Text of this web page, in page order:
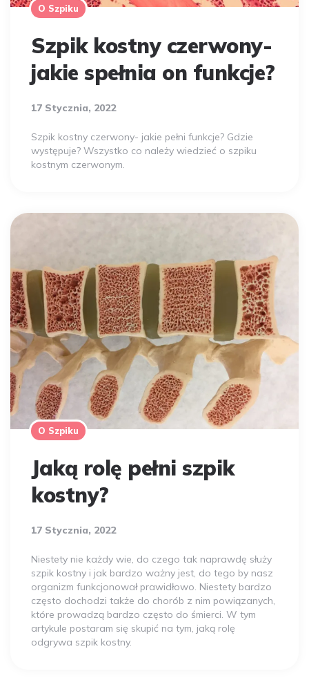
O Szpiku
Szpik kostny czerwony-
jakie spełnia on funkcje?
17 Stycznia, 2022
Szpik kostny czerwony- jakie pełni funkcje? Gdzie
występuje? Wszystko co należy wiedzieć o szpiku
kostnym czerwonym.
O Szpiku
Jaką rolę pełni szpik
kostny?
17 Stycznia, 2022
Niestety nie każdy wie, do czego tak naprawdę służy
szpik kostny i jak bardzo ważny jest, do tego by nasz
organizm funkcjonował prawidłowo. Niestety bardzo
często dochodzi także do chorób z nim powiązanych,
które prowadzą bardzo często do śmierci. W tym
artykule postaram się skupić na tym, jaką rolę
odgrywa szpik kostny.